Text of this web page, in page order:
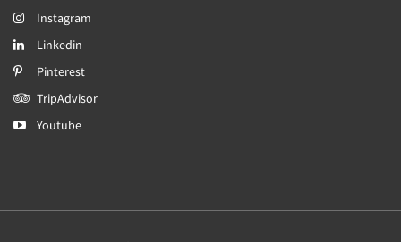
Instagram
Linkedin
Pinterest
TripAdvisor
Youtube